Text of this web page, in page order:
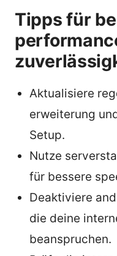
Tipps für
Aktualisiere
erweiterung
Setup.
Nutze
für bessere
Deaktiviere
die deine
beanspruchen.